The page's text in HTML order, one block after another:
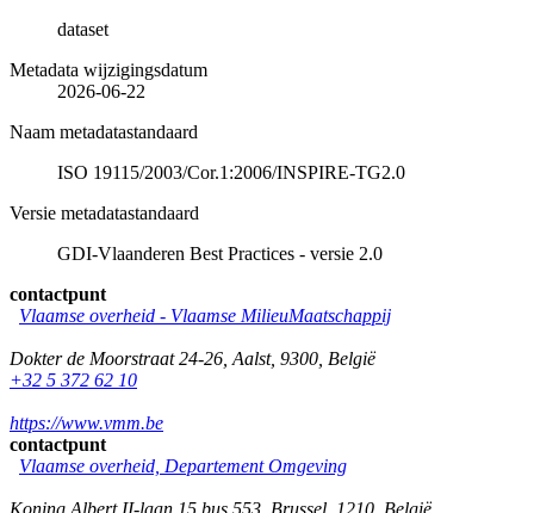
dataset
Metadata wijzigingsdatum
2026-06-22
Naam metadatastandaard
ISO 19115/2003/Cor.1:2006/INSPIRE-TG2.0
Versie metadatastandaard
GDI-Vlaanderen Best Practices - versie 2.0
contactpunt
Vlaamse overheid - Vlaamse MilieuMaatschappij
Dokter de Moorstraat 24-26 Aalst, 9300 België
+32 5 372 62 10
https://www.vmm.be
contactpunt
Vlaamse overheid, Departement Omgeving
Koning Albert II-laan 15 bus 553 Brussel 1210 België